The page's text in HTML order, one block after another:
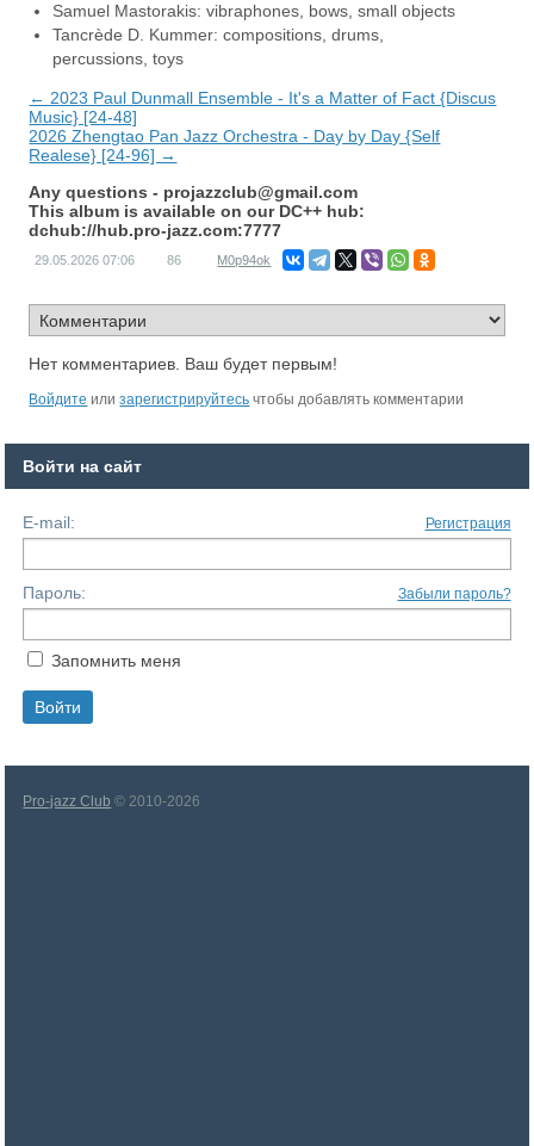
Samuel Mastorakis: vibraphones, bows, small objects
Tancrède D. Kummer: compositions, drums,
percussions, toys
← 2023 Paul Dunmall Ensemble - It's a Matter of Fact {Discus
Music} [24-48]
2026 Zhengtao Pan Jazz Orchestra - Day by Day {Self
Realese} [24-96] →
Any questions - projazzclub@gmail.com
This album is available on our DC++ hub:
dchub://hub.pro-jazz.com:7777
29.05.2026 07:06 86 M0p94ok
Нет комментариев. Ваш будет первым!
Войдите илизарегистрируйтесь чтобы добавлять комментарии
Войти на сайт
E-mail: Регистрация
Пароль: Забыли пароль?
Запомнить меня
Pro-jazz Club © 2010-2026